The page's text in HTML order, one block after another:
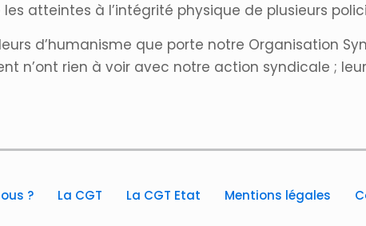
atteintes à l’intégrité physique de plusieurs
d’humanisme que porte notre Organisation
n’ont rien à voir avec notre action syndicale ;
? La CGT La CGT Etat Mentions légales